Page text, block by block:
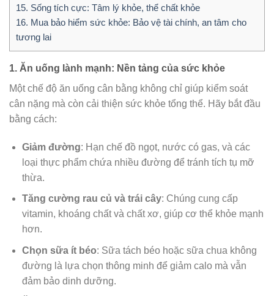
15. Sống tích cực: Tâm lý khỏe, thể chất khỏe
16. Mua bảo hiểm sức khỏe: Bảo vệ tài chính, an tâm cho
tương lai
1. Ăn uống lành mạnh: Nền tảng của sức khỏe
Một chế độ ăn uống cân bằng không chỉ giúp kiểm soát
cân nặng mà còn cải thiện sức khỏe tổng thể. Hãy bắt đầu
bằng cách:
Giảm đường: Hạn chế đồ ngọt, nước có gas, và các
loại thực phẩm chứa nhiều đường để tránh tích tụ mỡ
thừa.
Tăng cường rau củ và trái cây: Chúng cung cấp
vitamin, khoáng chất và chất xơ, giúp cơ thể khỏe mạnh
hơn.
Chọn sữa ít béo: Sữa tách béo hoặc sữa chua không
đường là lựa chọn thông minh để giảm calo mà vẫn
đảm bảo dinh dưỡng.